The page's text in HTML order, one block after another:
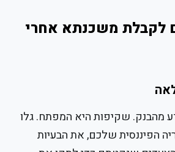
לקבלת משכנתא אחרי
מהבנק. שקיפות היא המפתח. גלו
הפיננסית שלכם, את הבעיות